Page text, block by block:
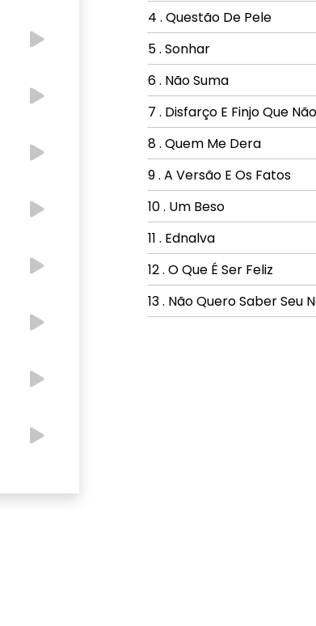
4 . Questão De Pele
5 . Sonhar
6 . Não Suma
7 . Disfarço E Finjo Que
8 . Quem Me Dera
9 . A Versão E Os Fatos
10 . Um Beso
11 . Ednalva
12 . O Que É Ser Feliz
13 . Não Quero Saber Seu